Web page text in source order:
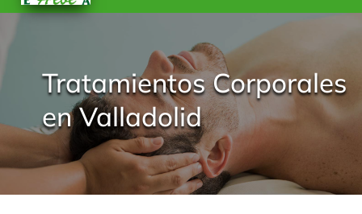
Tratamientos Corporales
en Valladolid